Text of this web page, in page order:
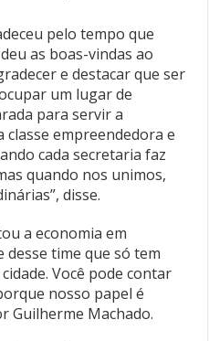
pelo tempo que
as boas-vindas ao
e destacar que ser
um lugar de
para servir a
classe empreendedora e
cada secretaria faz
quando nos unimos,
disse.
a economia em
time que só tem
Você pode contar
nosso papel é
Guilherme Machado.